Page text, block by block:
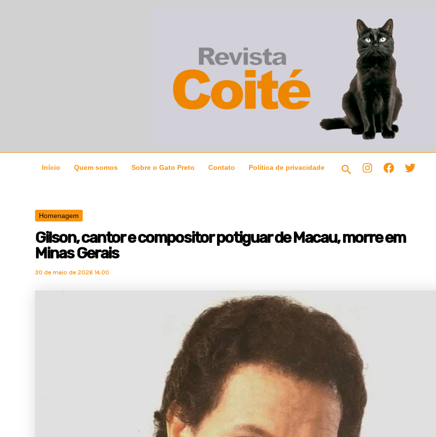
Início Quem somos Sobre o Gato Preto Contato Política de privacidade Pesquisar
Homenagem
Gilson, cantor e compositor potiguar de Macau, morre em
Minas Gerais
30 de maio de 2026 14:00